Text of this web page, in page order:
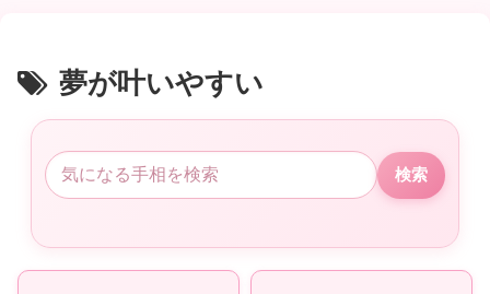
夢が叶いやすい
検索